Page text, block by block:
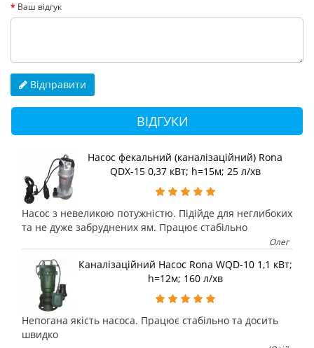
Ваш відгук
Відправити
ВІДГУКИ
Насос фекальний (каналізаційний) Rona
QDX-15 0,37 кВт; h=15м; 25 л/хв
Насос з невеликою потужністю. Підійде для неглибоких
та не дуже забруднених ям. Працює стабільно
Олег
Каналізаційний Насос Rona WQD-10 1,1 кВт;
h=12м; 160 л/хв
Непогана якість насоса. Працює стабільно та досить
швидко